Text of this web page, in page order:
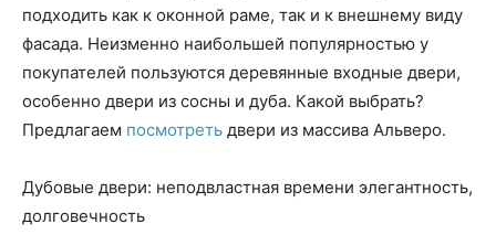
подходить как к оконной раме, так и к внешнему виду
фасада. Неизменно наибольшей популярностью у
покупателей пользуются деревянные входные двери,
особенно двери из сосны и дуба. Какой выбрать?
Предлагаем посмотреть двери из массива Альверо.
Дубовые двери: неподвластная времени элегантность,
долговечность